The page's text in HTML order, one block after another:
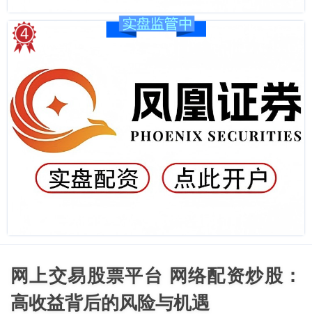
网上交易股票平台 网络配资炒股：
高收益背后的风险与机遇